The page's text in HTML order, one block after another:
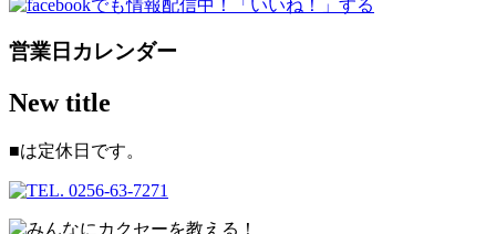
営業日カレンダー
New title
■は定休日です。